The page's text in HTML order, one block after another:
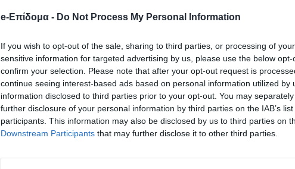
e-Επίδομα - Do Not Process My Personal Information
If you wish to opt-out of the sale, sharing to third parties, or processing of
sensitive information for targeted advertising by us, please use the below
confirm your selection. Please note that after your opt-out request is
continue seeing interest-based ads based on personal information utilized by
information disclosed to third parties prior to your opt-out. You may
further disclosure of your personal information by third parties on the IAB’s
participants. This information may also be disclosed by us to third parties on
Downstream Participants that may further disclose it to other third parties.